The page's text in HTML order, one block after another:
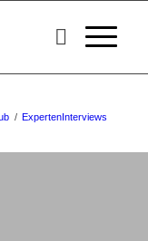
/ ExpertenInterviews